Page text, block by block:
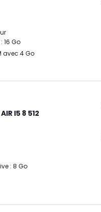
16 Go
avec 4 Go
I5 8 512
: 8 Go